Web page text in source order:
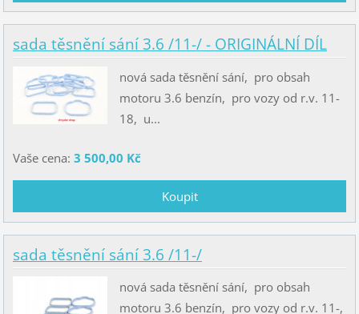
sada těsnění sání 3.6 /11-/ - ORIGINÁLNÍ DÍL
nová sada těsnění sání, pro obsah
motoru 3.6 benzín, pro vozy od r.v. 11-
18, u...
Vaše cena: 3 500,00 Kč
sada těsnění sání 3.6 /11-/
nová sada těsnění sání, pro obsah
motoru 3.6 benzín, pro vozy od r.v. 11-,